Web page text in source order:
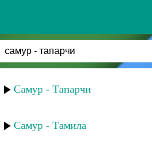
Самур - Тапарчи
Самур - Тамила